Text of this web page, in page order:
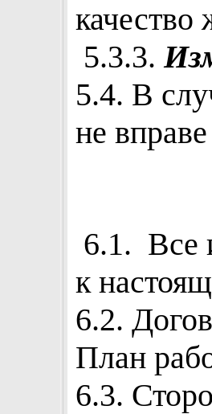
качество
5.3.3.
5.4. В
не
6.1. Все
к
6.2.
План
6.3.